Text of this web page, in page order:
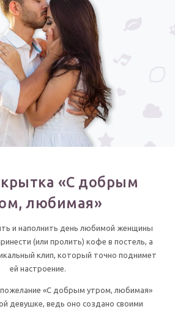
«С добрым
любимая»
и наполнить день любимой женщины
(или пролить) кофе в постель, а
клип, который точно поднимет
ей настроение.
«С добрым утром, любимая»
девушке, ведь оно создано своими